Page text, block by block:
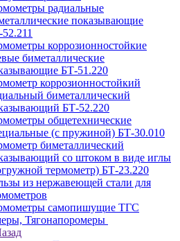
радиальные
показывающие
коррозионностойкие
биметаллические
БТ-51.220
коррозионностойкий
биметаллический
БТ-52.220
общетехнические
(с пружиной) БТ-30.010
биметаллический
со штоком в виде иглы
термометр) БТ-23.220
из нержавеющей стали для
самопишущие ТГС
Тягонапоромеры